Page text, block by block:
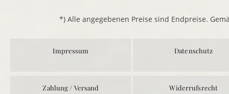
*) Alle angegebenen Preise sind Endpreise.
Impressum
Zahlung / Versand
Datenschutz
Widerrufsrecht